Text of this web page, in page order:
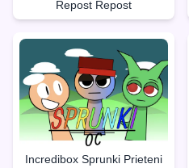
Repost Repost
Incredibox Sprunki Prieteni